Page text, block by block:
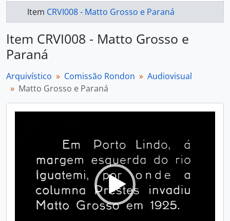
Item CRVI008 - Matto Grosso e Paraná
Item CRVI008 - Matto Grosso e
Paraná
Arquivístico Comissão Rondon
Audiovisual
Matto Grosso e Paraná